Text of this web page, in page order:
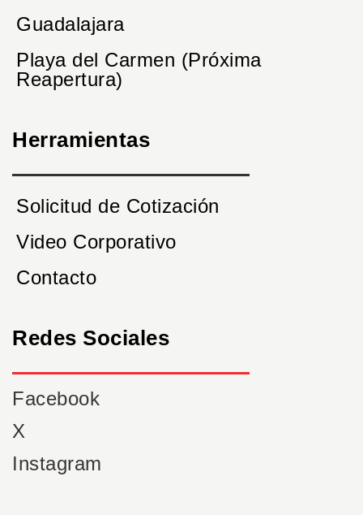
Guadalajara
Playa del Carmen (Próxima
Reapertura)
Herramientas
Solicitud de Cotización
Video Corporativo
Contacto
Redes Sociales
Facebook
X
Instagram